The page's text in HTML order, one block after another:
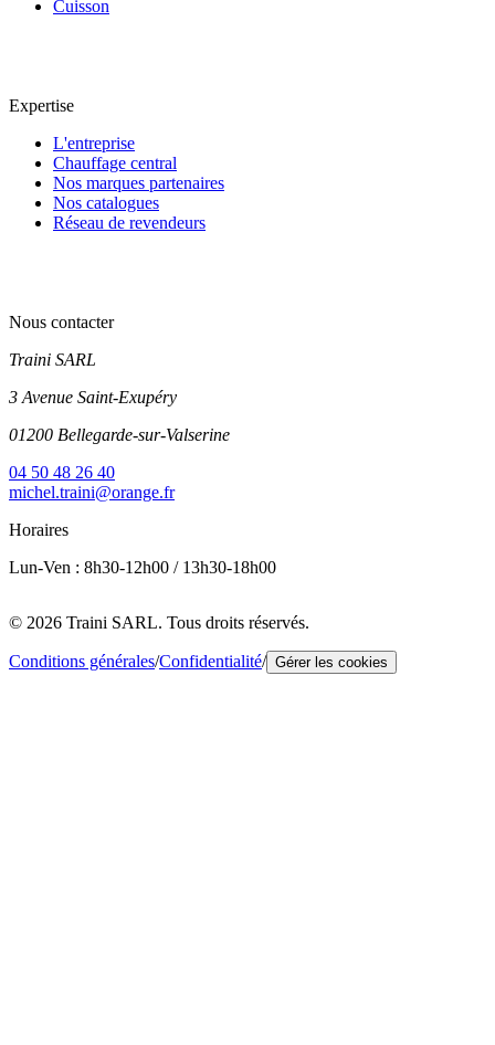
Cuisson
Expertise
L'entreprise
Chauffage central
Nos marques partenaires
Nos catalogues
Réseau de revendeurs
Nous contacter
Traini SARL
3 Avenue Saint-Exupéry
01200 Bellegarde-sur-Valserine
04 50 48 26 40
michel.traini@orange.fr
Horaires
Lun-Ven : 8h30-12h00 / 13h30-18h00
© 2026 Traini SARL. Tous droits réservés.
Conditions générales/Confidentialité/ Gérer les cookies